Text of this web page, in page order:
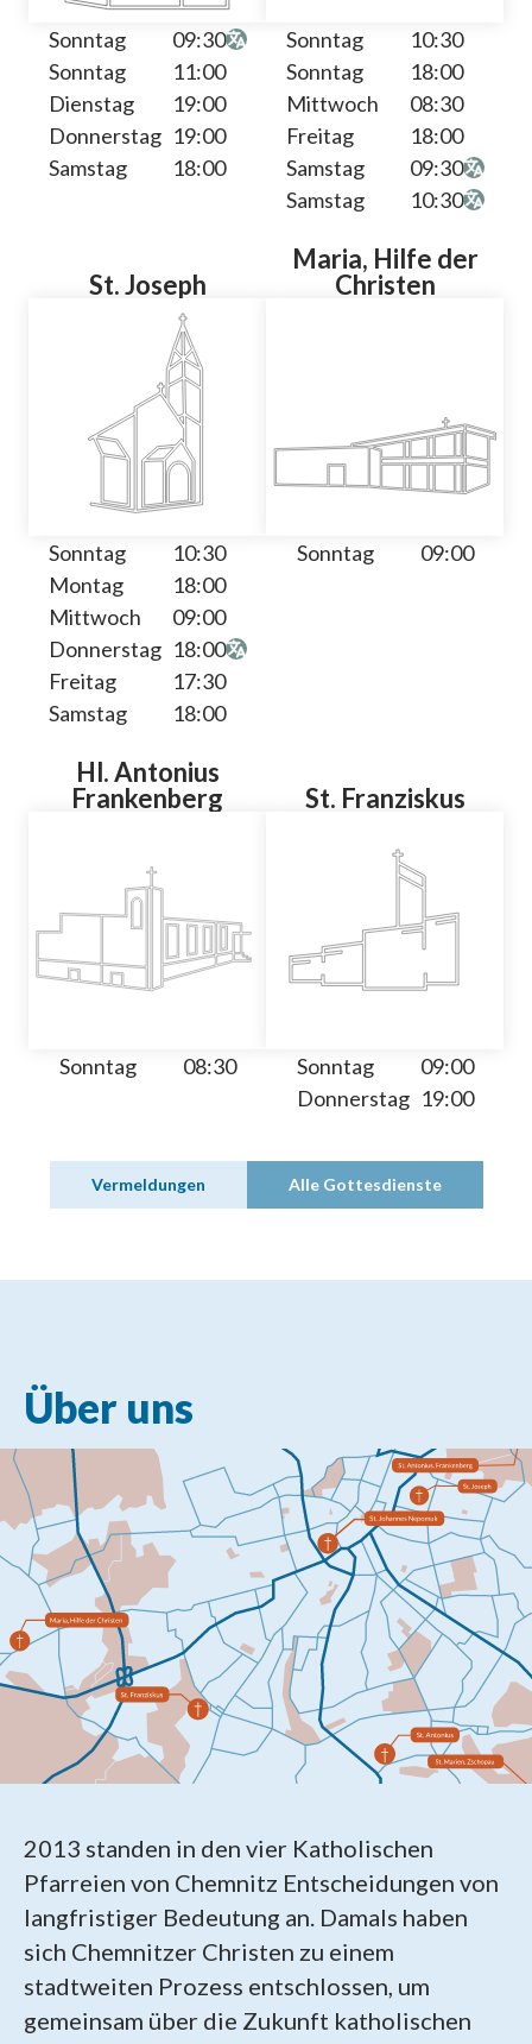
Sonntag
09:30
Sonntag
11:00
Dienstag
19:00
Donnerstag 19:00
Samstag
18:00
Sonntag
10:30
Sonntag
18:00
Mittwoch
08:30
Freitag
18:00
Samstag
09:30
Samstag
10:30
St. Joseph
Sonntag
10:30
Montag
18:00
Mittwoch
09:00
Donnerstag 18:00
Freitag
17:30
Samstag
18:00
Maria, Hilfe der
Christen
Sonntag 09:00
Hl. Antonius
Frankenberg
Sonntag 08:30
St. Franziskus
Sonntag
09:00
Donnerstag 19:00
Vermeldungen Alle Gottesdienste
Über uns
2013 standen in den vier Katholischen
Pfarreien von Chemnitz Entscheidungen von
langfristiger Bedeutung an. Damals haben
sich Chemnitzer Christen zu einem
stadtweiten Prozess entschlossen, um
gemeinsam über die Zukunft katholischen